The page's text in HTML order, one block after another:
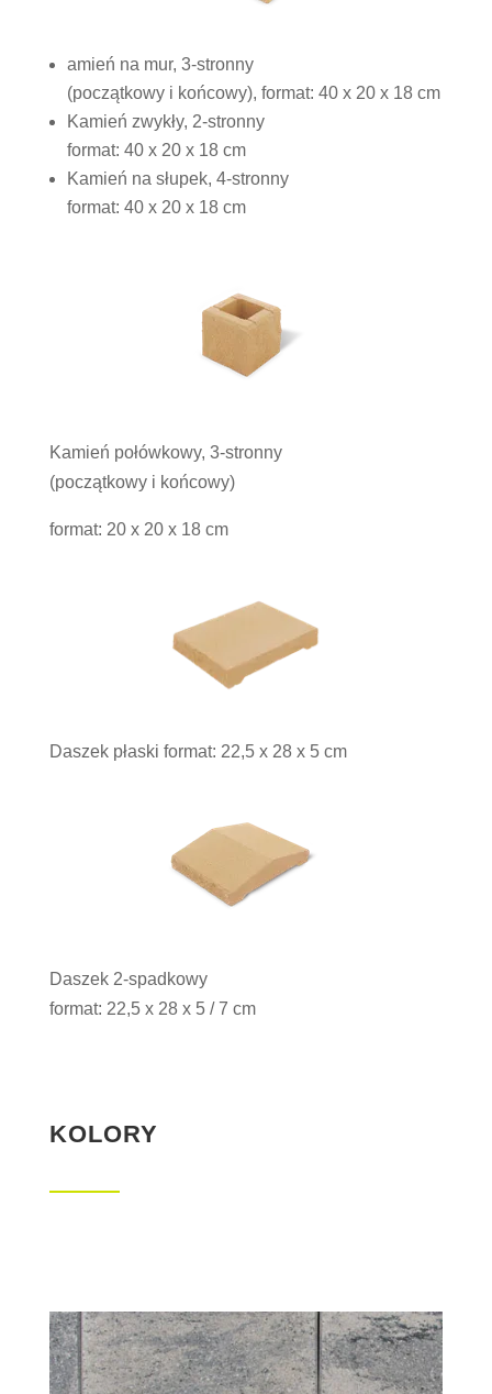
amień na mur, 3-stronny
(początkowy i końcowy), format: 40 x 20 x 18 cm
Kamień zwykły, 2-stronny
format: 40 x 20 x 18 cm
Kamień na słupek, 4-stronny
format: 40 x 20 x 18 cm
Kamień połówkowy, 3-stronny
(początkowy i końcowy)
format: 20 x 20 x 18 cm
Daszek płaski format: 22,5 x 28 x 5 cm
Daszek 2-spadkowy
format: 22,5 x 28 x 5 / 7 cm
KOLORY